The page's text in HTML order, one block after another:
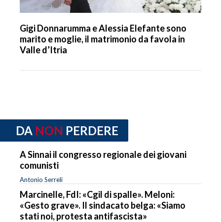
Gigi Donnarumma e Alessia Elefante sono
marito e moglie, il matrimonio da favola in
Valle d’Itria
DA NON PERDERE
A Sinnai il congresso regionale dei giovani
comunisti
Antonio Serreli
Marcinelle, FdI: «Cgil di spalle». Meloni:
«Gesto grave». Il sindacato belga: «Siamo
stati noi, protesta antifascista»